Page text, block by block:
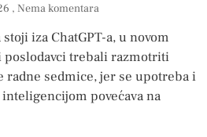
Nema komentara
iza ChatGPT-a, u novom
poslodavci trebali razmotriti
radne sedmice, jer se upotreba i
povećava na